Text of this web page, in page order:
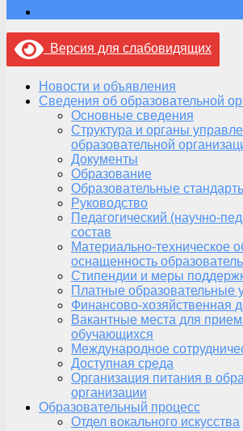
Версия для слабовидящих
Новости и объявления
Сведения об образовательной
Основные сведения
Структура и органы
образовательной
Документы
Образование
Образовательные
Руководство
Педагогический (научно-
состав
Материально-техническое
оснащенность
Стипендии и меры
Платные образовательные
Финансово-хозяйственная
Вакантные места для
обучающихся
Международное
Доступная среда
Организация питания в
организации
Образовательный процесс
Отдел вокального искусства